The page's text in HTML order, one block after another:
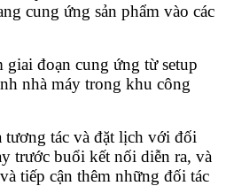
cung ứng sản phẩm vào các
giai đoạn cung ứng từ setup
nhà máy trong khu công
tác và đặt lịch với đối
trước buổi kết nối diễn ra, và
tiếp cận thêm những đối tác